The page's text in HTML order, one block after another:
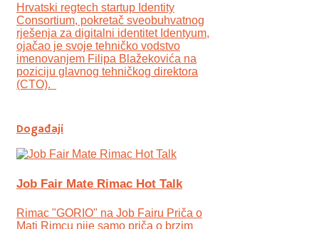
Hrvatski regtech startup Identity
Consortium, pokretač sveobuhvatnog
rješenja za digitalni identitet Identyum,
ojаčao je svoje tehničko vodstvo
imenovanjem Filipa Blažekovića na
poziciju glavnog tehničkog direktora
(CTO).
Događaji
Job Fair Mate Rimac Hot Talk
Rimac "GORIO" na Job Fairu Priča o
Mati Rimcu nije samo priča o brzim